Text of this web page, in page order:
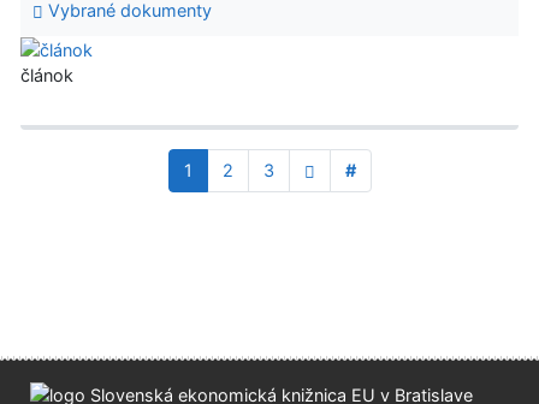
Vybrané dokumenty
článok
1 2 3 #